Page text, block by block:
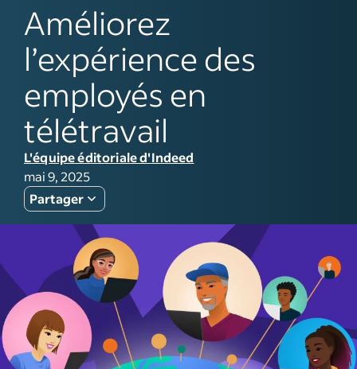
Améliorez
l’expérience des
employés en
télétravail
L'équipe éditoriale d'Indeed
mai 9, 2025
Partager